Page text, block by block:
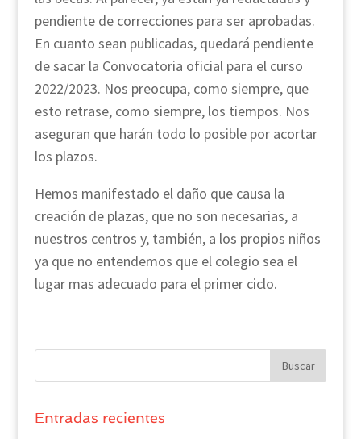
pendiente de correcciones para ser aprobadas.
En cuanto sean publicadas, quedará pendiente
de sacar la Convocatoria oficial para el curso
2022/2023. Nos preocupa, como siempre, que
esto retrase, como siempre, los tiempos. Nos
aseguran que harán todo lo posible por acortar
los plazos.
Hemos manifestado el daño que causa la
creación de plazas, que no son necesarias, a
nuestros centros y, también, a los propios niños
ya que no entendemos que el colegio sea el
lugar mas adecuado para el primer ciclo.
Entradas recientes